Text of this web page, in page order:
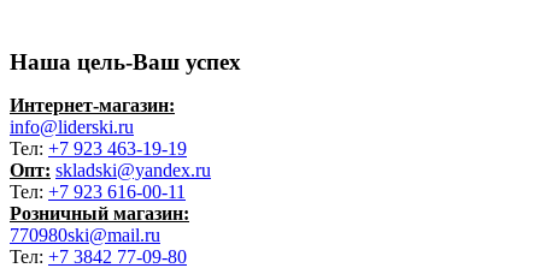
Наша цель-Ваш успех
Интернет-магазин:
info@liderski.ru
Тел: +7 923 463-19-19
Опт: skladski@yandex.ru
Тел: +7 923 616-00-11
Розничный магазин:
770980ski@mail.ru
Тел: +7 3842 77-09-80